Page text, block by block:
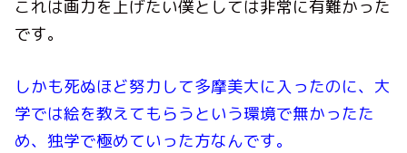
これは画力を上げたい僕としては非常に有難かった
です。
しかも死ぬほど努力して多摩美大に入ったのに、大
学では絵を教えてもらうという環境で無かったた
め、独学で極めていった方なんです。